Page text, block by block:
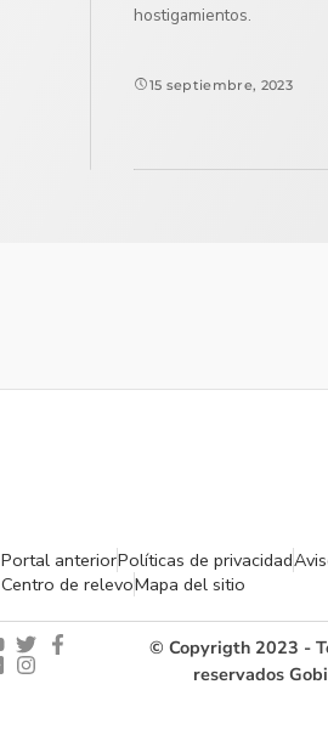
hostigamientos.
15 septiembre, 2023
Portal anteriorPolíticas de privacidad
Centro de relevoMapa del sitio
© Copyrigth 2023 -
reservados